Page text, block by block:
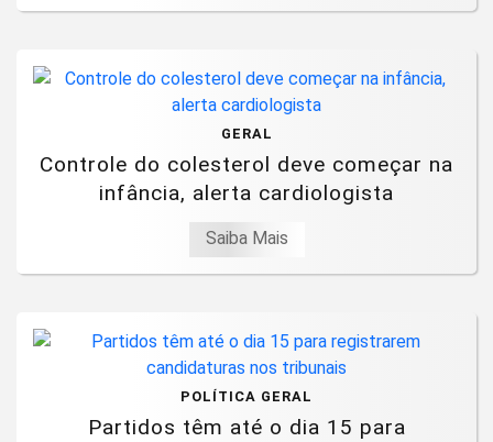
GERAL
Controle do colesterol deve começar na
infância, alerta cardiologista
Saiba Mais
POLÍTICA GERAL
Partidos têm até o dia 15 para